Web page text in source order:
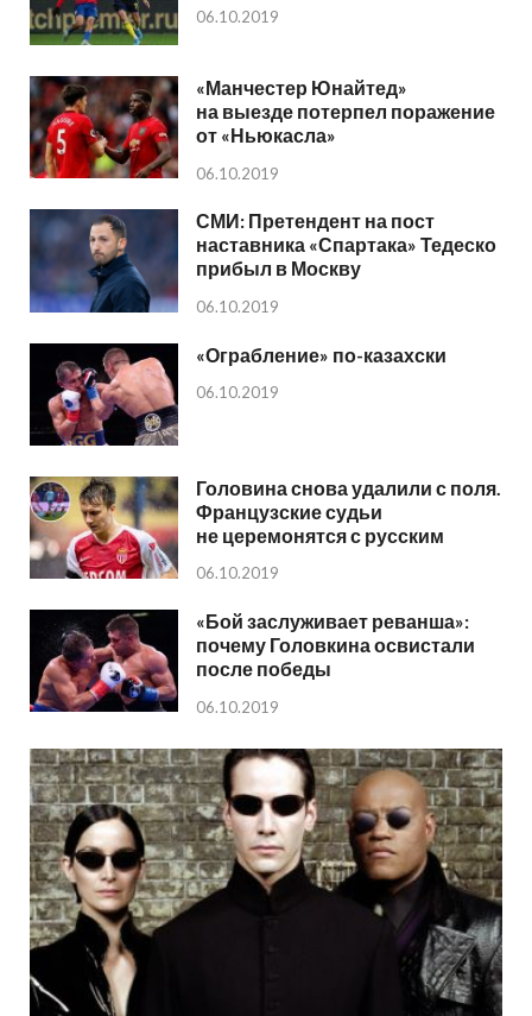
06.10.2019
«Манчестер Юнайтед»
на выезде потерпел поражение
от «Ньюкасла»
06.10.2019
СМИ: Претендент на пост
наставника «Спартака» Тедеско
прибыл в Москву
06.10.2019
«Ограбление» по-казахски
06.10.2019
Головина снова удалили с поля.
Французские судьи
не церемонятся с русским
06.10.2019
«Бой заслуживает реванша»:
почему Головкина освистали
после победы
06.10.2019